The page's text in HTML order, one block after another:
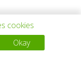
cookies
Okay